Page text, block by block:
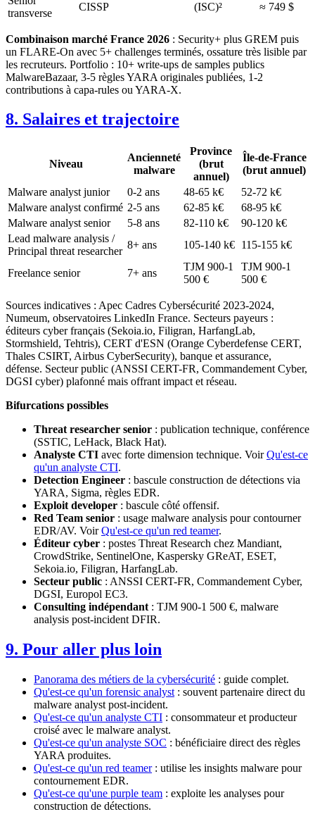
transverse
CISSP (ISC)² ≈ 749 $
Combinaison marché France 2026 : Security+ plus GREM puis
un FLARE-On avec 5+ challenges terminés, ossature très lisible par
les recruteurs. Portfolio : 10+ write-ups de samples publics
MalwareBazaar, 3-5 règles YARA originales publiées, 1-2
contributions à capa-rules ou YARA-X.
8. Salaires et trajectoire
Niveau
Ancienneté
malware
Province
(brut
annuel)
Île-de-France
(brut annuel)
Malware analyst junior
0-2 ans 48-65 k€
52-72 k€
Malware analyst confirmé 2-5 ans 62-85 k€
68-95 k€
Malware analyst senior
5-8 ans 82-110 k€
90-120 k€
Lead malware analysis /
Principal threat researcher
8+ ans 105-140 k€ 115-155 k€
Freelance senior 7+ ans
TJM 900-1
500 €
TJM 900-1
500 €
Sources indicatives : Apec Cadres Cybersécurité 2023-2024,
Numeum, observatoires LinkedIn France. Secteurs payeurs :
éditeurs cyber français (Sekoia.io, Filigran, HarfangLab,
Stormshield, Tehtris), CERT d'ESN (Orange Cyberdefense CERT,
Thales CSIRT, Airbus CyberSecurity), banque et assurance,
défense. Secteur public (ANSSI CERT-FR, Commandement Cyber,
DGSI cyber) plafonné mais offrant impact et réseau.
Bifurcations possibles
Threat researcher senior : publication technique, conférence
(SSTIC, LeHack, Black Hat).
Analyste CTI avec forte dimension technique. VoirQu'est-ce
qu'un analyste CTI.
Detection Engineer : bascule construction de détections via
YARA, Sigma, règles EDR.
Exploit developer : bascule côté offensif.
Red Team senior : usage malware analysis pour contourner
EDR/AV. VoirQu'est-ce qu'un red teamer.
Éditeur cyber : postes Threat Research chez Mandiant,
CrowdStrike, SentinelOne, Kaspersky GReAT, ESET,
Sekoia.io, Filigran, HarfangLab.
Secteur public : ANSSI CERT-FR, Commandement Cyber,
DGSI, Europol EC3.
Consulting indépendant : TJM 900-1 500 €, malware
analysis post-incident DFIR.
9. Pour aller plus loin
Panorama des métiers de la cybersécurité : guide complet.
Qu'est-ce qu'un forensic analyst : souvent partenaire direct du
malware analyst post-incident.
Qu'est-ce qu'un analyste CTI : consommateur et producteur
croisé avec le malware analyst.
Qu'est-ce qu'un analyste SOC : bénéficiaire direct des règles
YARA produites.
Qu'est-ce qu'un red teamer: utilise les insights malware pour
contournement EDR.
Qu'est-ce qu'une purple team : exploite les analyses pour
construction de détections.